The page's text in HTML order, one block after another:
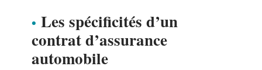
Les spécificités d’un
contrat d’assurance
automobile